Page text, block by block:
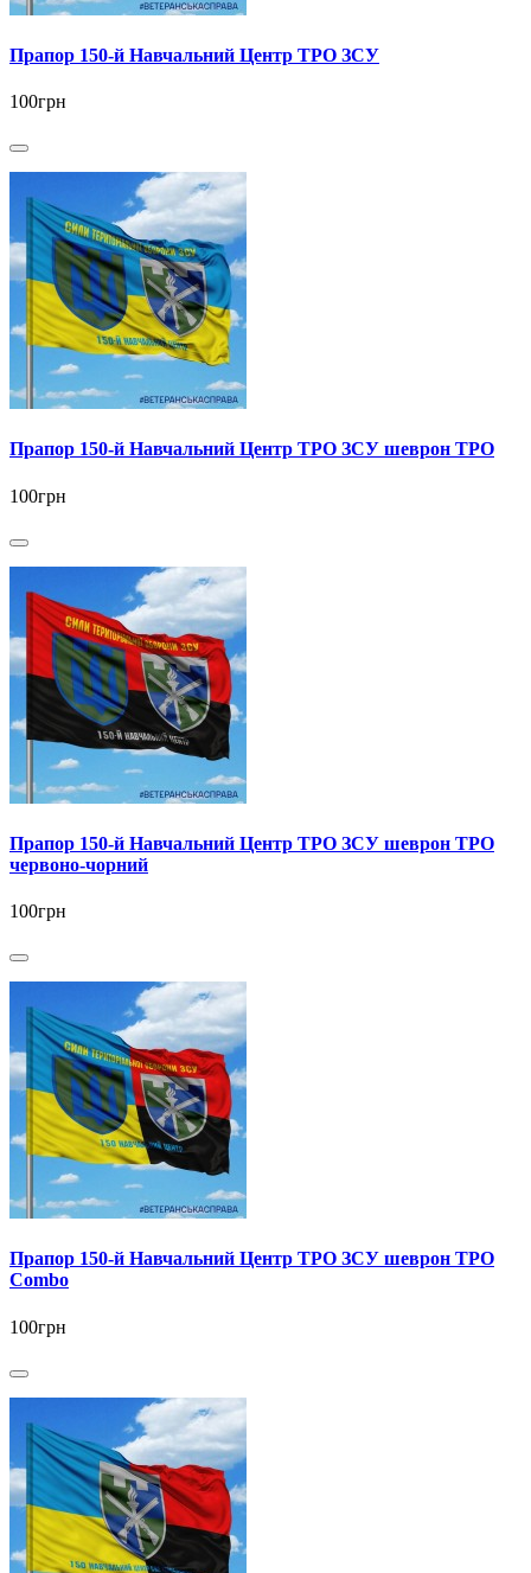
Прапор 150-й Навчальний Центр ТРО ЗСУ
100грн
Прапор 150-й Навчальний Центр ТРО ЗСУ шеврон ТРО
100грн
Прапор 150-й Навчальний Центр ТРО ЗСУ шеврон ТРО
червоно-чорний
100грн
Прапор 150-й Навчальний Центр ТРО ЗСУ шеврон ТРО
Combo
100грн